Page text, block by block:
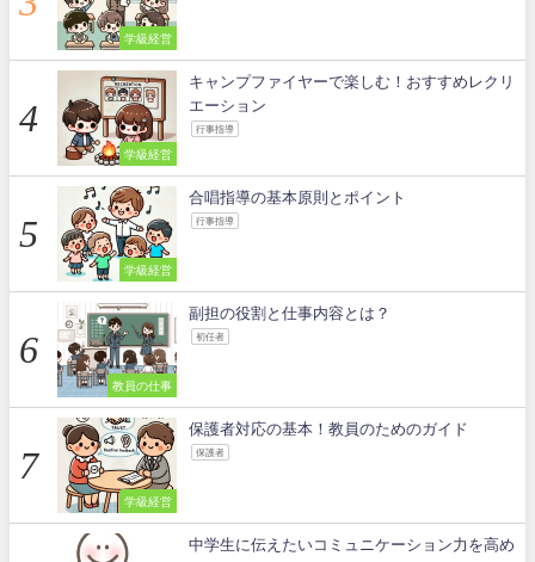
学級経営
学級経営
キャンプファイヤーで楽しむ！おすすめレクリ
エーション
行事指導
学級経営
合唱指導の基本原則とポイント
行事指導
教員の仕事
副担の役割と仕事内容とは？
初任者
学級経営
保護者対応の基本！教員のためのガイド
保護者
中学生に伝えたいコミュニケーション力を高め